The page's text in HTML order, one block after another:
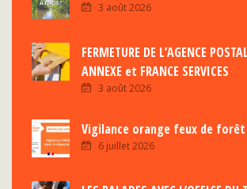
3 août 2026
FERMETURE DE L’AGENCE
ANNEXE et FRANCE SERVICES
3 août 2026
Vigilance orange feux de forêt
6 juillet 2026